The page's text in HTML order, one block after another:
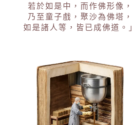
若於如是中，而作佛形像，
乃至童子戲，聚沙為佛塔，
如是諸人等，皆已成佛道。」